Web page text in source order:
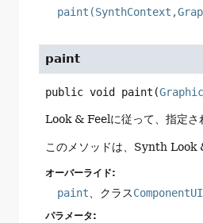
paint
public void paint (
Look & Feelに従って、指定さ
このメソッドは、Synth Look
オーバーライド:
paint、クラスComponentUI
パラメータ: